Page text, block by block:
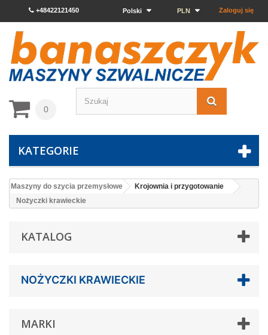
Zaloguj się
PLN
Polski
+48422121450
0
KATEGORIE
Maszyny do szycia przemysłowe
Krojownia i przygotowanie
Nożyczki krawieckie
KATALOG
NOŻYCZKI KRAWIECKIE
MARKI